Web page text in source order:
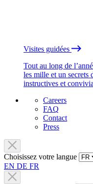
Visites guidées
Tout au long de
les mille et un secrets
instructives et
Careers
FAQ
Contact
Press
Choisissez votre langue
EN DE FR